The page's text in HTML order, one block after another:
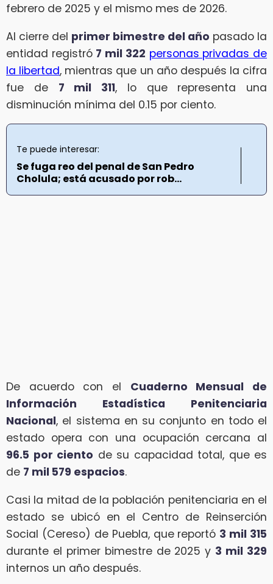
febrero de 2025 y el mismo mes de 2026.
Al cierre del primer bimestre del año pasado la
entidad registró 7 mil 322 personas privadas de
la libertad, mientras que un año después la cifra
fue de 7 mil 311, lo que representa una
disminución mínima del 0.15 por ciento.
Te puede interesar:
Se fuga reo del penal de San Pedro
Cholula; está acusado por rob...
De acuerdo con el Cuaderno Mensual de
Información Estadística Penitenciaria
Nacional, el sistema en su conjunto en todo el
estado opera con una ocupación cercana al
96.5 por ciento de su capacidad total, que es
de 7 mil 579 espacios.
Casi la mitad de la población penitenciaria en el
estado se ubicó en el Centro de Reinserción
Social (Cereso) de Puebla, que reportó 3 mil 315
durante el primer bimestre de 2025 y 3 mil 329
internos un año después.